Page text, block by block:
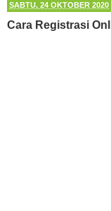
SABTU, 24 OKTOBER 2020
Cara Registrasi